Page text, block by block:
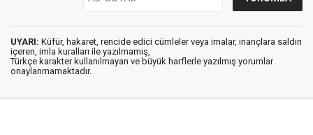
UYARI: Küfür, hakaret, rencide edici cümleler veya imalar, inançlara saldırı
içeren, imla kuralları ile yazılmamış,
Türkçe karakter kullanılmayan ve büyük harflerle yazılmış yorumlar
onaylanmamaktadır.